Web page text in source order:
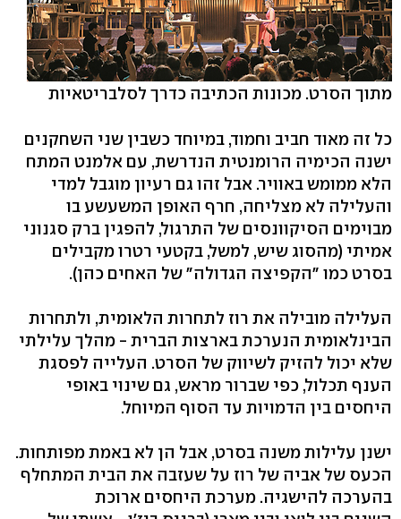
מתוך הסרט. מכונות הכתיבה כדרך לסלבריטאיות
כל זה מאוד חביב וחמוד, במיוחד כשבין שני השחקנים
ישנה הכימיה הרומנטית הנדרשת, עם אלמנט המתח
הלא ממומש באוויר. אבל זהו גם רעיון מוגבל למדי
והעלילה לא מצליחה, חרף האופן המשעשע בו
מבוימים הסיקוונסים של התרגול, להפגין ברק סגנוני
אמיתי (מהסוג שיש, למשל, בקטעי רטרו מקבילים
בסרט כמו "הקפיצה הגדולה" של האחים כהן).
העלילה מובילה את רוז לתחרות הלאומית, ולתחרות
הבינלאומית הנערכת בארצות הברית - מהלך עלילתי
שלא יכול להזיק לשיווק של הסרט. העלייה לפסגת
הענף תכלול, כפי שברור מראש, גם שינוי באופי
היחסים בין הדמויות עד הסוף המיוחל.
ישנן עלילות משנה בסרט, אבל הן לא באמת מפותחות.
הכעס של אביה של רוז על שעזבה את הבית המתחלף
בהערכה להישגיה. מערכת היחסים ארוכת